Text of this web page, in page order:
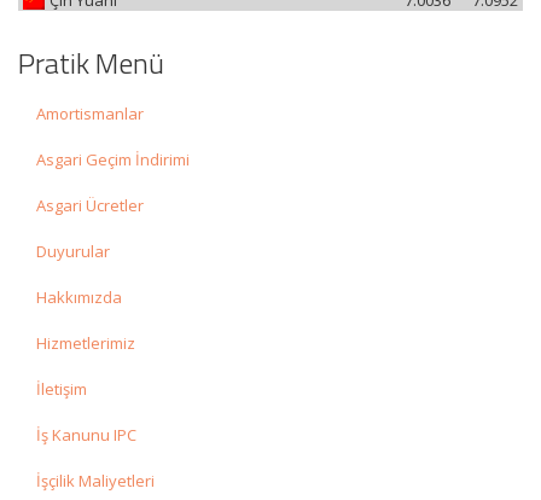
Pratik Menü
Amortismanlar
Asgari Geçim İndirimi
Asgari Ücretler
Duyurular
Hakkımızda
Hizmetlerimiz
İletişim
İş Kanunu IPC
İşçilik Maliyetleri